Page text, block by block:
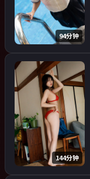
94分钟
144分钟